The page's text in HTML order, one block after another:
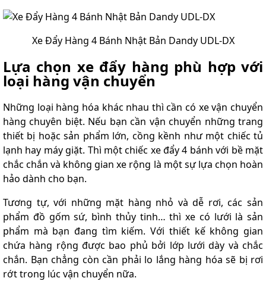
Xe Đẩy Hàng 4 Bánh Nhật Bản Dandy UDL-DX
Lựa chọn xe đẩy hàng phù hợp với
loại hàng vận chuyển
Những loại hàng hóa khác nhau thì cần có xe vận chuyển
hàng chuyên biệt. Nếu bạn cần vận chuyển những trang
thiết bị hoặc sản phẩm lớn, cồng kềnh như một chiếc tủ
lạnh hay máy giặt. Thì một chiếc xe đẩy 4 bánh với bề mặt
chắc chắn và không gian xe rộng là một sự lựa chọn hoàn
hảo dành cho bạn.
Tương tự, với những mặt hàng nhỏ và dễ rơi, các sản
phẩm đồ gốm sứ, bình thủy tinh… thì xe có lưới là sản
phẩm mà bạn đang tìm kiếm. Với thiết kế không gian
chứa hàng rộng được bao phủ bởi lớp lưới dày và chắc
chắn. Bạn chẳng còn cần phải lo lắng hàng hóa sẽ bị rơi
rớt trong lúc vận chuyển nữa.